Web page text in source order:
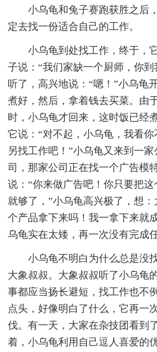
小乌龟和兔子赛跑获胜之后
定去找一份适合自己的工作。
小乌龟到处找工作，终于，
子说：“我们家缺一个厨师，你
听了，高兴地说：“嗯！”小乌龟
煮好，然后，拿着钱去买菜。由
时，小乌龟才回来，这时饭已经
它说：“对不起，小乌龟，我看
另找工作吧！”小乌龟又来到一
司，那家公司正在找一个广告模
说：“你来做广告吧！你只要把
就够了，”小乌龟高兴极了，想
个产品拿下来吗！我一拿下来就
乌龟实在太矮，再一次没有完成
小乌龟不明白为什么总是没
大象叔叔。大象叔叔听了小乌龟
事都应当扬长避短，找工作也不
点头，好像明白了什么，它再一
伐。有一天，大家在杂技团看到
着，小乌龟利用自己逗人喜爱的